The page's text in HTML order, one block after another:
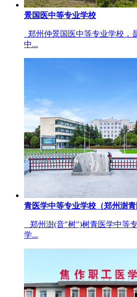
景国医中等专业学校
郑州仲景国医中等专业学校，
中...
青医学中等专业学校（郑州澍青
郑州澍(音"树")树青医学中等
学...